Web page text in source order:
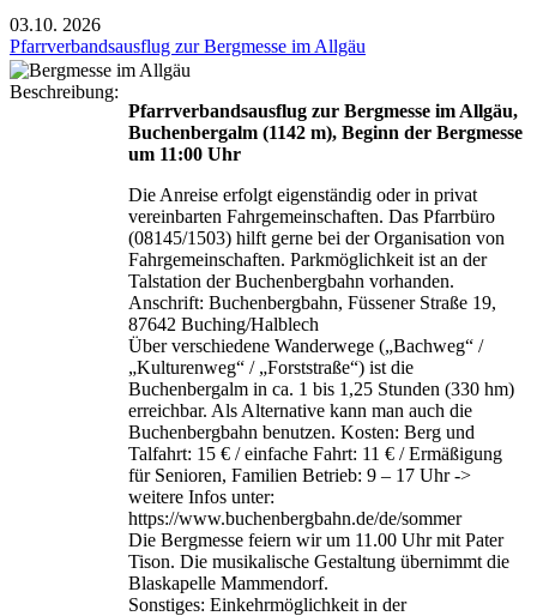
03.10. 2026
Pfarrverbandsausflug zur Bergmesse im Allgäu
Beschreibung:
Pfarrverbandsausflug zur Bergmesse im Allgäu,
Buchenbergalm (1142 m), Beginn der Bergmesse
um 11:00 Uhr
Die Anreise erfolgt eigenständig oder in privat
vereinbarten Fahrgemeinschaften. Das Pfarrbüro
(08145/1503) hilft gerne bei der Organisation von
Fahrgemeinschaften. Parkmöglichkeit ist an der
Talstation der Buchenbergbahn vorhanden.
Anschrift: Buchenbergbahn, Füssener Straße 19,
87642 Buching/Halblech
Über verschiedene Wanderwege („Bachweg“ /
„Kulturenweg“ / „Forststraße“) ist die
Buchenbergalm in ca. 1 bis 1,25 Stunden (330 hm)
erreichbar. Als Alternative kann man auch die
Buchenbergbahn benutzen. Kosten: Berg und
Talfahrt: 15 € / einfache Fahrt: 11 € / Ermäßigung
für Senioren, Familien Betrieb: 9 – 17 Uhr ->
weitere Infos unter:
https://www.buchenbergbahn.de/de/sommer
Die Bergmesse feiern wir um 11.00 Uhr mit Pater
Tison. Die musikalische Gestaltung übernimmt die
Blaskapelle Mammendorf.
Sonstiges: Einkehrmöglichkeit in der